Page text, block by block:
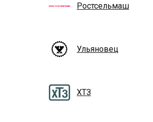
Ростсельмаш
Ульяновец
ХТЗ